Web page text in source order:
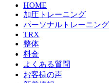
HOME
加圧トレーニング
パーソナルトレーニング
TRX
整体
料金
よくある質問
お客様の声